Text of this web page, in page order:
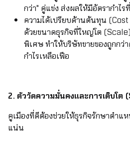
กว่า" คู่แข่ง ส่งผลให้มีอัตรากำไ
ความได้เปรียบด้านต้นทุน
ด้วยขนาดธุรกิจที่ใหญ่โต
พิเศษ ทำให้บริษัทขายของถูกกว่
กำไรเหลือเฟือ
2. ตัววัดความมั่นคงและการเติบโ
คูเมืองที่ดีต้องช่วยให้ธุรกิจรักษาตำแ
แน่น